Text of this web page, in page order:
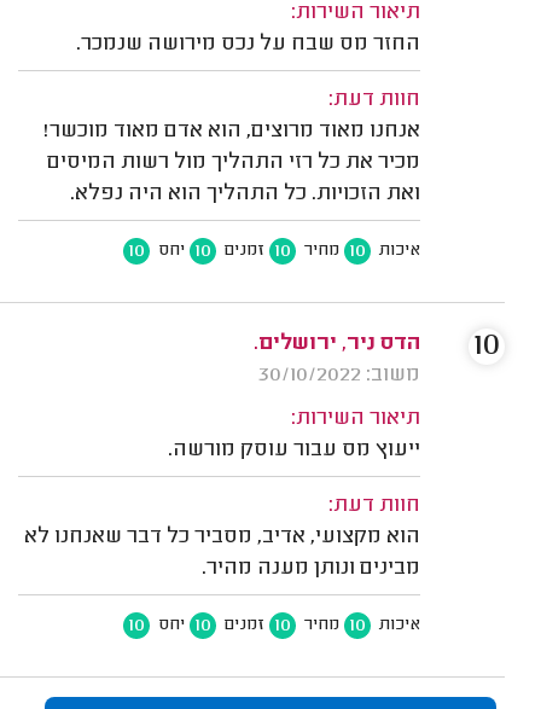
תיאור השירות:
החזר מס שבח על נכס מירושה שנמכר.
חוות דעת:
אנחנו מאוד מרוצים, הוא אדם מאוד מוכשר!
מכיר את כל רזי התהליך מול רשות המיסים
ואת הזכויות. כל התהליך הוא היה נפלא.
איכות 10 מחיר 10 זמנים 10 יחס 10
הדס ניר, ירושלים.
משוב: 30/10/2022
תיאור השירות:
ייעוץ מס עבור עוסק מורשה.
חוות דעת:
הוא מקצועי, אדיב, מסביר כל דבר שאנחנו לא
מבינים ונותן מענה מהיר.
איכות 10 מחיר 10 זמנים 10 יחס 10
10